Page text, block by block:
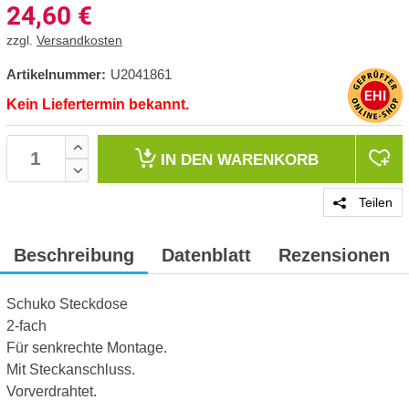
24,60 €
zzgl. Versandkosten
Artikelnummer: U2041861
Kein Liefertermin bekannt.
IN DEN WARENKORB
Teilen
Beschreibung Datenblatt Rezensionen
Schuko Steckdose
2-fach
Für senkrechte Montage.
Mit Steckanschluss.
Vorverdrahtet.